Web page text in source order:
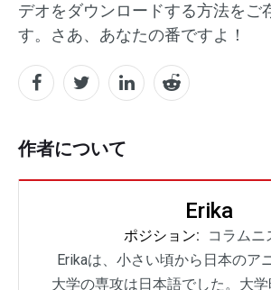
デオをダウンロードする方法をご
す。さあ、あなたの番ですよ！
作者について
Erika
ポジション:
コラムニ
Erikaは、小さい頃から日本のア
大学の専攻は日本語でした。大